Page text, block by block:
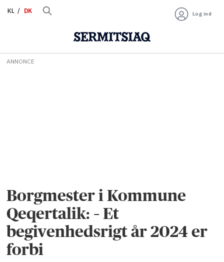
KL DK Log ind
ANNONCE
Borgmester i Kommune
Qeqertalik: – Et
begivenhedsrigt år 2024 er
forbi